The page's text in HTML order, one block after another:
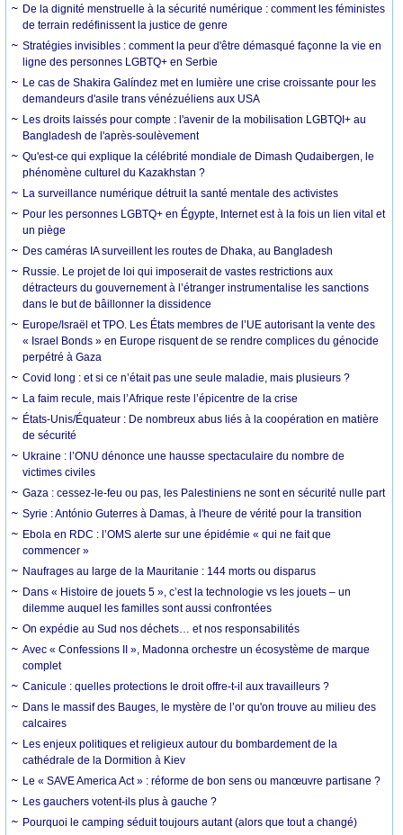
De la dignité menstruelle à la sécurité numérique : comment les féministes
de terrain redéfinissent la justice de genre
Stratégies invisibles : comment la peur d'être démasqué façonne la vie en
ligne des personnes LGBTQ+ en Serbie
Le cas de Shakira Galíndez met en lumière une crise croissante pour les
demandeurs d'asile trans vénézuéliens aux USA
Les droits laissés pour compte : l'avenir de la mobilisation LGBTQI+ au
Bangladesh de l'après-soulèvement
Qu'est-ce qui explique la célébrité mondiale de Dimash Qudaibergen, le
phénomène culturel du Kazakhstan ?
La surveillance numérique détruit la santé mentale des activistes
Pour les personnes LGBTQ+ en Égypte, Internet est à la fois un lien vital et
un piège
Des caméras IA surveillent les routes de Dhaka, au Bangladesh
Russie. Le projet de loi qui imposerait de vastes restrictions aux
détracteurs du gouvernement à l’étranger instrumentalise les sanctions
dans le but de bâillonner la dissidence
Europe/Israël et TPO. Les États membres de l’UE autorisant la vente des
« Israel Bonds » en Europe risquent de se rendre complices du génocide
perpétré à Gaza
Covid long : et si ce n’était pas une seule maladie, mais plusieurs ?
La faim recule, mais l’Afrique reste l’épicentre de la crise
États-Unis/Équateur : De nombreux abus liés à la coopération en matière
de sécurité
Ukraine : l’ONU dénonce une hausse spectaculaire du nombre de
victimes civiles
Gaza : cessez-le-feu ou pas, les Palestiniens ne sont en sécurité nulle part
Syrie : António Guterres à Damas, à l'heure de vérité pour la transition
Ebola en RDC : l’OMS alerte sur une épidémie « qui ne fait que
commencer »
Naufrages au large de la Mauritanie : 144 morts ou disparus
Dans « Histoire de jouets 5 », c’est la technologie vs les jouets – un
dilemme auquel les familles sont aussi confrontées
On expédie au Sud nos déchets… et nos responsabilités
Avec « Confessions II », Madonna orchestre un écosystème de marque
complet
Canicule : quelles protections le droit offre-t-il aux travailleurs ?
Dans le massif des Bauges, le mystère de l’or qu'on trouve au milieu des
calcaires
Les enjeux politiques et religieux autour du bombardement de la
cathédrale de la Dormition à Kiev
Le « SAVE America Act » : réforme de bon sens ou manœuvre partisane ?
Les gauchers votent-ils plus à gauche ?
Pourquoi le camping séduit toujours autant (alors que tout a changé)